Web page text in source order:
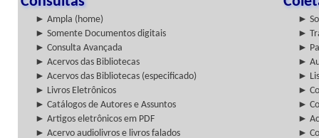
► Ampla (home)
►
► Somente Documentos digitais
►
► Consulta Avançada
►
► Acervos das Bibliotecas
►
► Acervos das Bibliotecas (especificado)
►
► Livros Eletrônicos
►
► Catálogos de Autores e Assuntos
►
► Artigos eletrônicos em PDF
►
► Acervo audiolivros e livros falados
►